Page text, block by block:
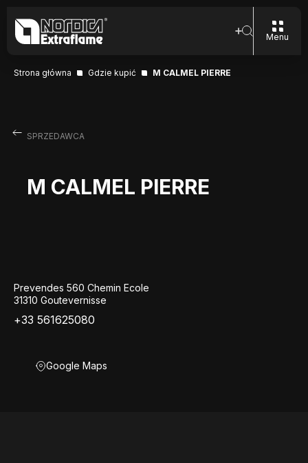
Menu
Strona główna Gdzie kupić M CALMEL PIERRE
SPRZEDAWCA
M CALMEL PIERRE
Prevendes 560 Chemin Ecole
31310 Goutevernisse
+33 561625080
Google Maps